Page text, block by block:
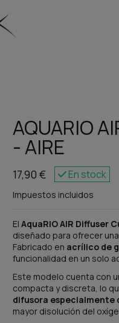
AQUARIO
- AIRE
17,90 € En stock
Impuestos incluidos
El AquaRIO AIR Diffuser
diseñado para ofrecer una
Fabricado en acrílico de
funcionalidad en un solo
Este modelo cuenta con
compacta y discreta, lo
difusora especialmente
mayor disolución del